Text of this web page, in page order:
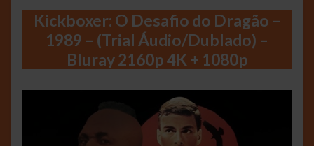
Kickboxer: O Desafio do Dragão –
1989 – (Trial Áudio/Dublado) –
Bluray 2160p 4K + 1080p